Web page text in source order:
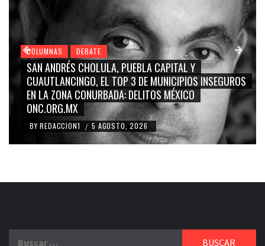
COLUMNAS DEBATE
SAN ANDRÉS CHOLULA, PUEBLA CAPITAL Y
CUAUTLANCINGO, EL TOP 3 DE MUNICIPIOS INSEGUROS
EN LA ZONA CONURBADA: DELITOS MÉXICO
ONC.ORG.MX
BY REDACCION1 / 5 AGOSTO, 2026